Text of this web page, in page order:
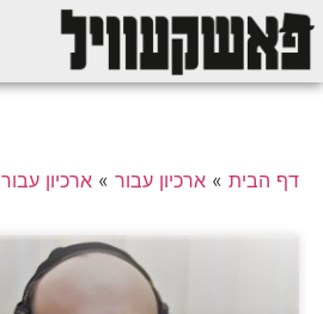
דף הבית » ארכיון עבור » ארכיון עבור